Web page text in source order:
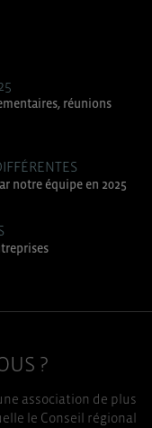
réunions
notre équipe en 2025
?
association de plus
le Conseil régional